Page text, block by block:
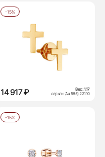
-15%
14 917 ₽ Вес:1.17
серьги (Au 585) 22110
-15%